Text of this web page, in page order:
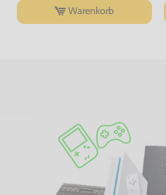
Warenkorb